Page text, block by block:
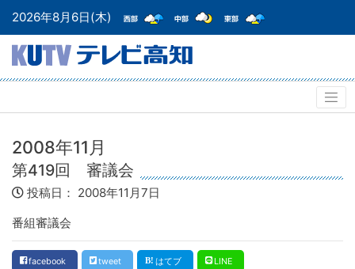
2026年8月6日(木)
2008年11月
第419回 審議会
投稿日： 2008年11月7日
番組審議会
facebook tweet はてブ LINE